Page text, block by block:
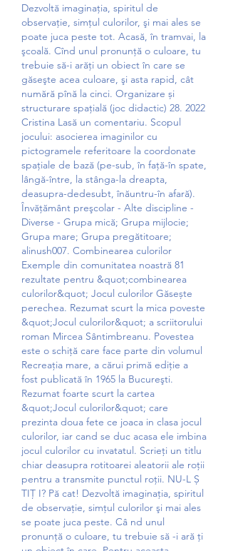
Dezvoltă imaginaţia, spiritul de
observaţie, simţul culorilor, şi mai ales se
poate juca peste tot. Acasă, în tramvai, la
şcoală. Cînd unul pronunţă o culoare, tu
trebuie să-i arăţi un obiect în care se
găseşte acea culoare, şi asta rapid, cât
numără pînă la cinci. Organizare și
structurare spațială (joc didactic) 28. 2022
Cristina Lasă un comentariu. Scopul
jocului: asocierea imaginilor cu
pictogramele referitoare la coordonate
spațiale de bază (pe-sub, în față-în spate,
lângă-între, la stânga-la dreapta,
deasupra-dedesubt, înăuntru-în afară).
Învăţământ preşcolar - Alte discipline -
Diverse - Grupa mică; Grupa mijlocie;
Grupa mare; Grupa pregătitoare;
alinush007. Combinearea culorilor
Exemple din comunitatea noastră 81
rezultate pentru &quot;combinearea
culorilor&quot; Jocul culorilor Găsește
perechea. Rezumat scurt la mica poveste
&quot;Jocul culorilor&quot; a scriitorului
roman Mircea Sântimbreanu. Povestea
este o schiţă care face parte din volumul
Recreaţia mare, a cărui primă ediţie a
fost publicată în 1965 la Bucureşti.
Rezumat foarte scurt la cartea
&quot;Jocul culorilor&quot; care
prezinta doua fete ce joaca in clasa jocul
culorilor, iar cand se duc acasa ele imbina
jocul culorilor cu invatatul. Scrieți un titlu
chiar deasupra rotitoarei aleatorii ale roții
pentru a transmite punctul roții. NU-L Ș
TIȚ I? Pă cat! Dezvoltă imaginaţia, spiritul
de observaţie, simţul culorilor şi mai ales
se poate juca peste. Câ nd unul
pronunţă o culoare, tu trebuie să -i ară ţi